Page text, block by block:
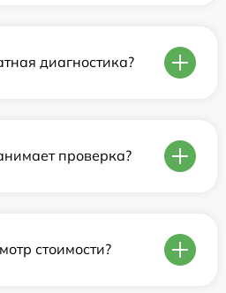
диагностика?
проверка?
стоимости?